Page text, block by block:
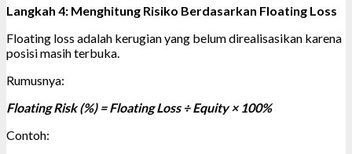
Langkah 4: Menghitung Risiko Berdasarkan Floating Loss
Floating loss adalah kerugian yang belum direalisasikan karena
posisi masih terbuka.
Rumusnya:
Floating Risk (%) = Floating Loss ÷ Equity × 100%
Contoh: